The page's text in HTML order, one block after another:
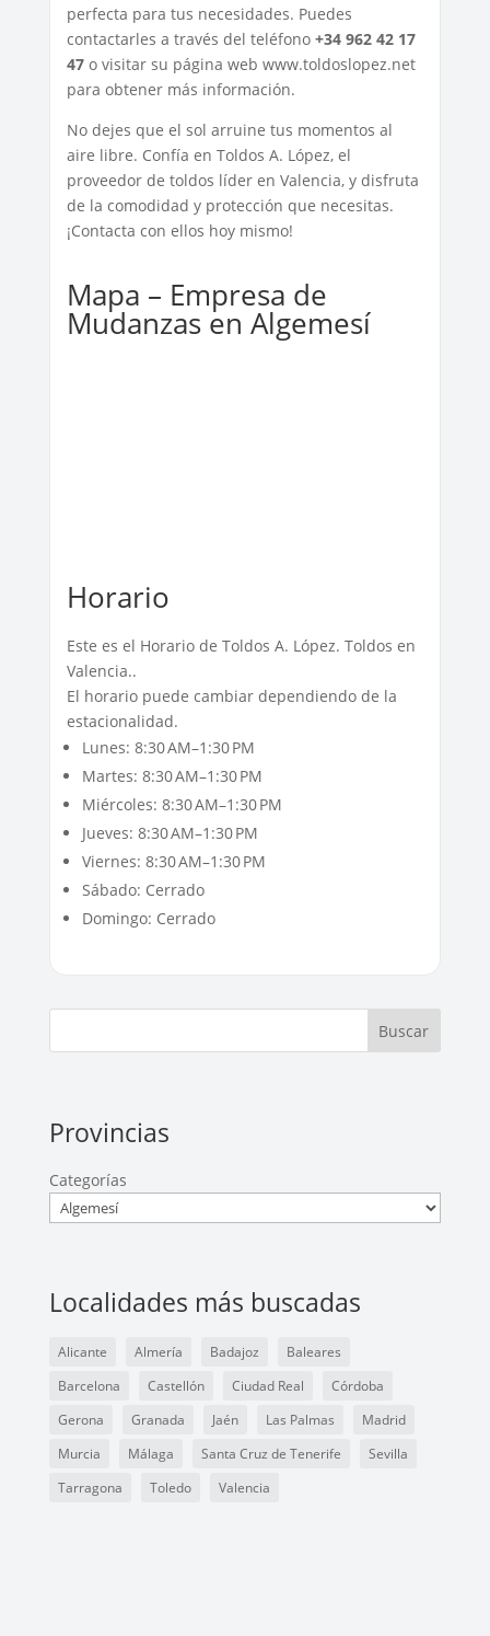
perfecta para tus necesidades. Puedes
contactarles a través del teléfono +34 962 42 17
47o visitar su página web www.toldoslopez.net
para obtener más información.
No dejes que el sol arruine tus momentos al
aire libre. Confía en Toldos A. López, el
proveedor de toldos líder en Valencia, y disfruta
de la comodidad y protección que necesitas.
¡Contacta con ellos hoy mismo!
Mapa – Empresa de
Mudanzas en Algemesí
Horario
Este es el Horario de Toldos A. López. Toldos en
Valencia..
El horario puede cambiar dependiendo de la
estacionalidad.
Lunes: 8:30 AM–1:30 PM
Martes: 8:30 AM–1:30 PM
Miércoles: 8:30 AM–1:30 PM
Jueves: 8:30 AM–1:30 PM
Viernes: 8:30 AM–1:30 PM
Sábado: Cerrado
Domingo: Cerrado
Buscar
Provincias
Categorías
Localidades más buscadas
Alicante Almería Badajoz
Baleares
Barcelona
Castellón Ciudad Real
Córdoba
Gerona
Granada Jaén Las Palmas
Madrid
Murcia
Málaga Santa Cruz de Tenerife
Sevilla
Tarragona
Toledo Valencia